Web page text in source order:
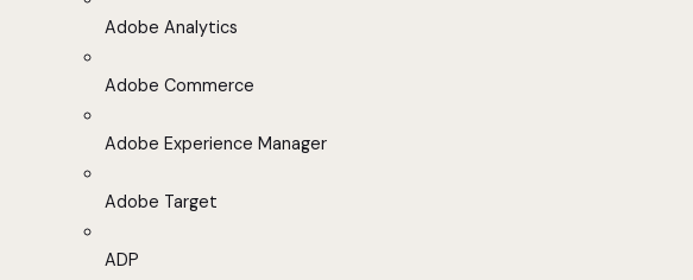
Adobe Analytics
Adobe Commerce
Adobe Experience Manager
Adobe Target
ADP